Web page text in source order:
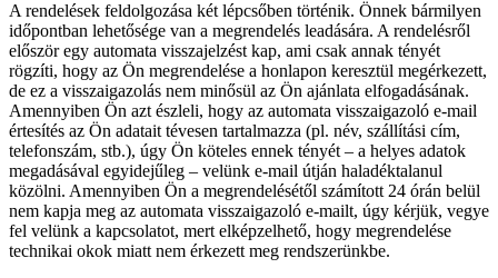
A rendelések feldolgozása két lépcsőben történik. Önnek bármilyen
időpontban lehetősége van a megrendelés leadására. A rendelésről
először egy automata visszajelzést kap, ami csak annak tényét
rögzíti, hogy az Ön megrendelése a honlapon keresztül megérkezett,
de ez a visszaigazolás nem minősül az Ön ajánlata elfogadásának.
Amennyiben Ön azt észleli, hogy az automata visszaigazoló e-mail
értesítés az Ön adatait tévesen tartalmazza (pl. név, szállítási cím,
telefonszám, stb.), úgy Ön köteles ennek tényét – a helyes adatok
megadásával egyidejűleg – velünk e-mail útján haladéktalanul
közölni. Amennyiben Ön a megrendelésétől számított 24 órán belül
nem kapja meg az automata visszaigazoló e-mailt, úgy kérjük, vegye
fel velünk a kapcsolatot, mert elképzelhető, hogy megrendelése
technikai okok miatt nem érkezett meg rendszerünkbe.